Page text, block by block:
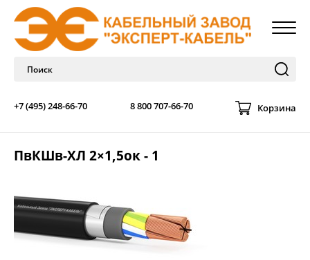
+7 (495) 248-66-70 8 800 707-66-70 Корзина
ПвКШв-ХЛ 2×1,5ок - 1